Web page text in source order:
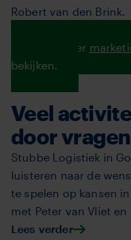
Robert van den Brink.
Accepteer
bekijken.
Veel
door
Stubbe Logistiek in
luisteren naar de
te spelen op kansen
met Peter van Vliet en
Lees verder